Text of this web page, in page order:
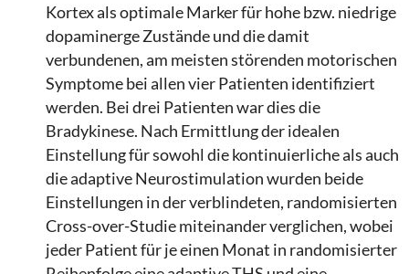
Kortex als optimale Marker für hohe bzw. niedrige
dopaminerge Zustände und die damit
verbundenen, am meisten störenden motorischen
Symptome bei allen vier Patienten identifiziert
werden. Bei drei Patienten war dies die
Bradykinese. Nach Ermittlung der idealen
Einstellung für sowohl die kontinuierliche als auch
die adaptive Neurostimulation wurden beide
Einstellungen in der verblindeten, randomisierten
Cross-over-Studie miteinander verglichen, wobei
jeder Patient für je einen Monat in randomisierter